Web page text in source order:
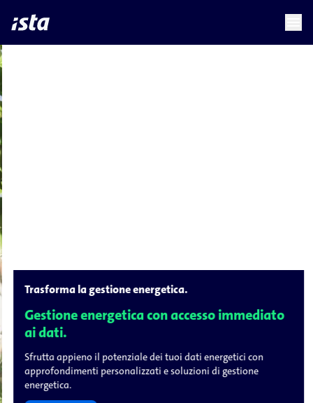
languagechevron_right
Trasforma la gestione energetica.
Gestione energetica con accesso immediato
ai dati.
Sfrutta appieno il potenziale dei tuoi dati energetici con
approfondimenti personalizzati e soluzioni di gestione
energetica.